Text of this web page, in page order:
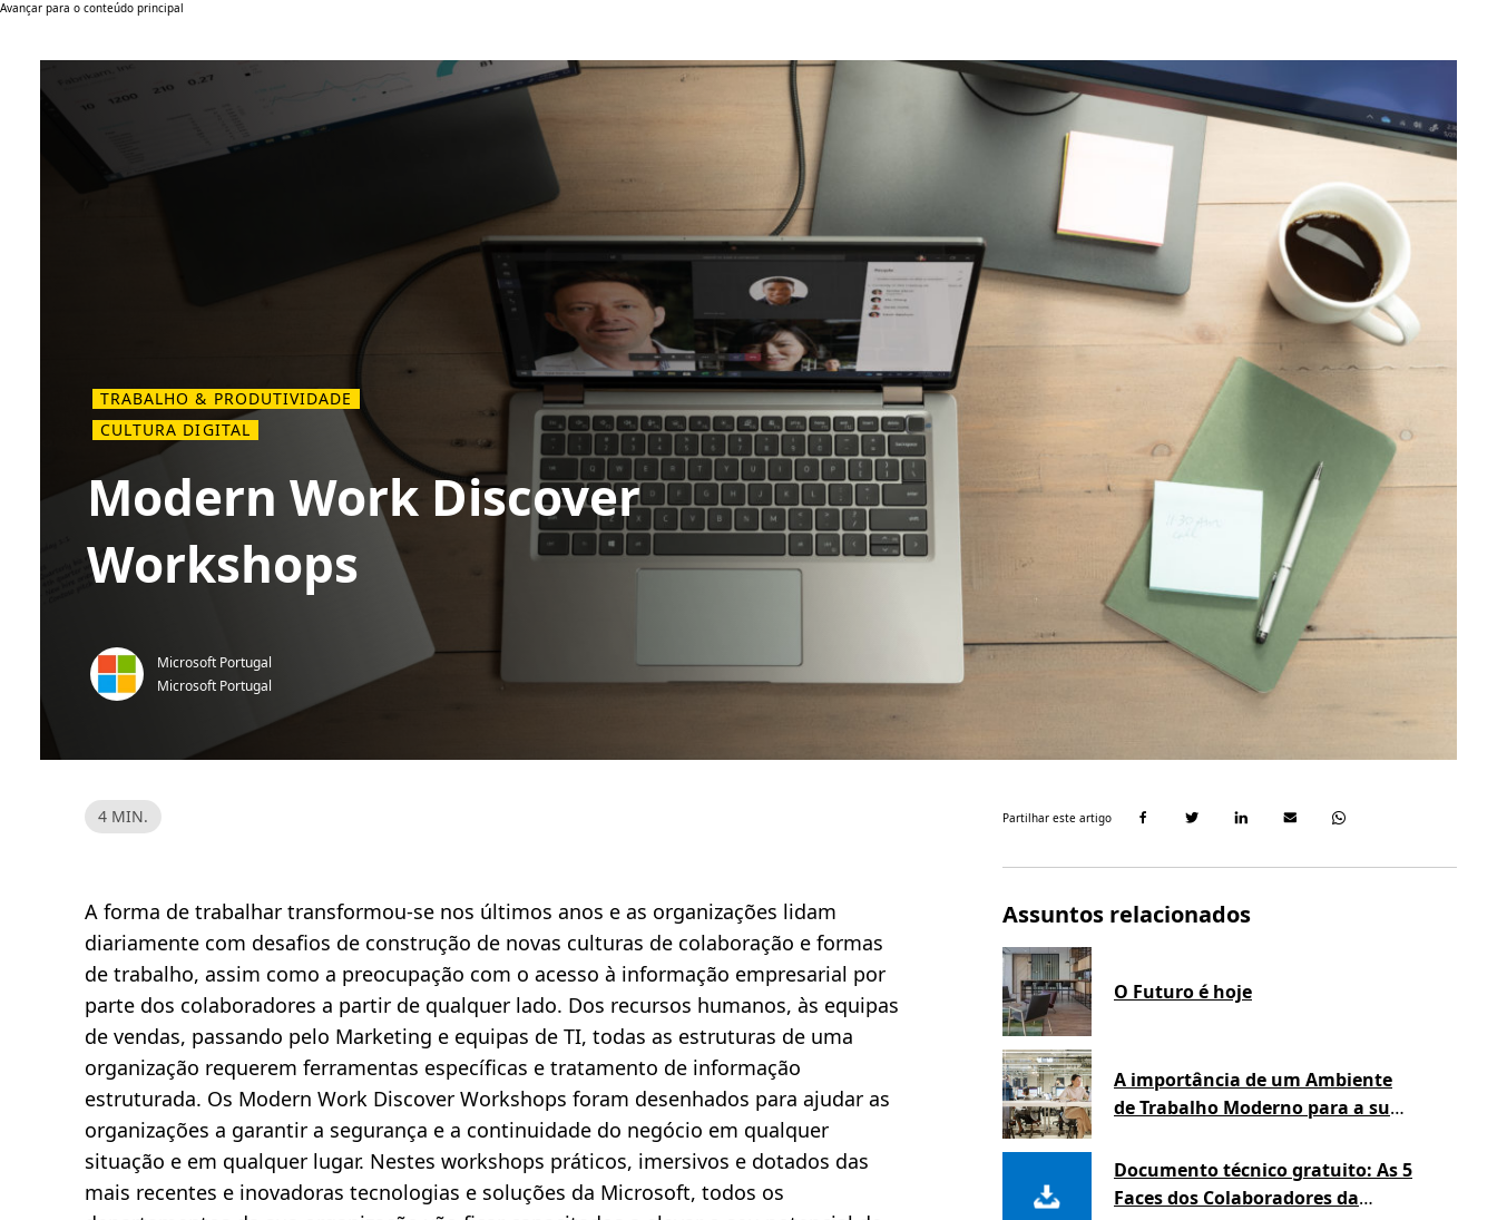
Avançar para o conteúdo principal
TRABALHO & PRODUTIVIDADE
CULTURA DIGITAL
Modern Work Discover
Workshops
Microsoft Portugal
Microsoft Portugal
T
e
e
l
i
u
a
4
i
.
4 MIN.
A forma de trabalhar transformou-se nos últimos anos e as organizações lidam
diariamente com desafios de construção de novas culturas de colaboração e formas
de trabalho, assim como a preocupação com o acesso à informação empresarial por
parte dos colaboradores a partir de qualquer lado. Dos recursos humanos, às equipas
de vendas, passando pelo Marketing e equipas de TI, todas as estruturas de uma
organização requerem ferramentas específicas e tratamento de informação
estruturada. Os Modern Work Discover Workshops foram desenhados para ajudar as
organizações a garantir a segurança e a continuidade do negócio em qualquer
situação e em qualquer lugar. Nestes workshops práticos, imersivos e dotados das
mais recentes e inovadoras tecnologias e soluções da Microsoft, todos os
Partilhar este artigo
Assuntos relacionados
O Futuro é hoje
A importância de um Ambiente
de Trabalho Moderno para a sua
Documento técnico gratuito: As 5
Faces dos Colaboradores da